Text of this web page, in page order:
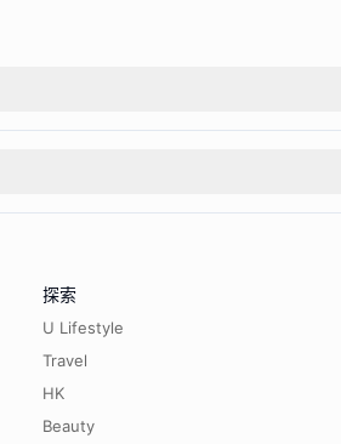
探索
U Lifestyle
Travel
HK
Beauty